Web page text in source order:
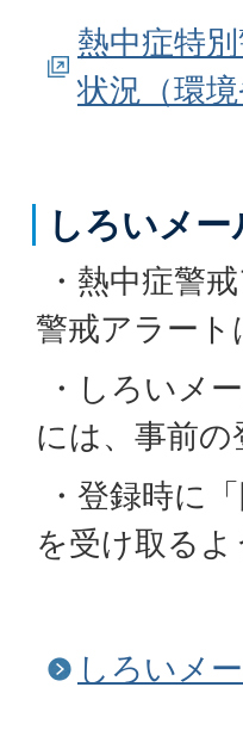
熱中症特
状況（環境
しろいメ
・熱中症警
警戒アラー
・しろいメ
には、事前
・登録時に
を受け取る
しろいメ